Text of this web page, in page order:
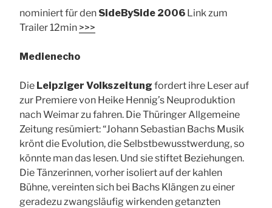
nominiert für den SideBySide 2006 Link zum
Trailer 12min >>>
Medienecho
Die Leipziger Volkszeitung fordert ihre Leser auf
zur Premiere von Heike Hennig’s Neuproduktion
nach Weimar zu fahren. Die Thüringer Allgemeine
Zeitung resümiert: “Johann Sebastian Bachs Musik
krönt die Evolution, die Selbstbewusstwerdung, so
könnte man das lesen. Und sie stiftet Beziehungen.
Die Tänzerinnen, vorher isoliert auf der kahlen
Bühne, vereinten sich bei Bachs Klängen zu einer
geradezu zwangsläufig wirkenden getanzten